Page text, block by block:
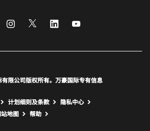
FacebookInstagram
Twitter LinkedIn
限公司版权所有。万豪国际专有信息
计划细则及条款
隐私中心
站地图 打开新窗口
帮助